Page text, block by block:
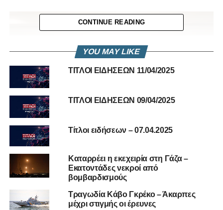
Τα βραβεία καθιερώθηκαν με πρωτοβουλία του
Κυπριακού Κέντρου Περιβαλλοντικής Έρευνας
και Εκπαίδευσης (ΚΥΚΠΕΕ) της Ιεράς Μητρόπολης
Λεμεσού, σε συνεργασία με την Επίτροπο Περιβάλλοντος,
CONTINUE READING
YOU MAY LIKE
ΤΙΤΛΟΙ ΕΙΔΗΣΕΩΝ 11/04/2025
ΤΙΤΛΟΙ ΕΙΔΗΣΕΩΝ 09/04/2025
Τίτλοι ειδήσεων – 07.04.2025
Καταρρέει η εκεχειρία στη Γάζα –
Εκατοντάδες νεκροί από
βομβαρδισμούς
Τραγωδία Κάβο Γκρέκο – Άκαρπες
μέχρι στιγμής οι έρευνες